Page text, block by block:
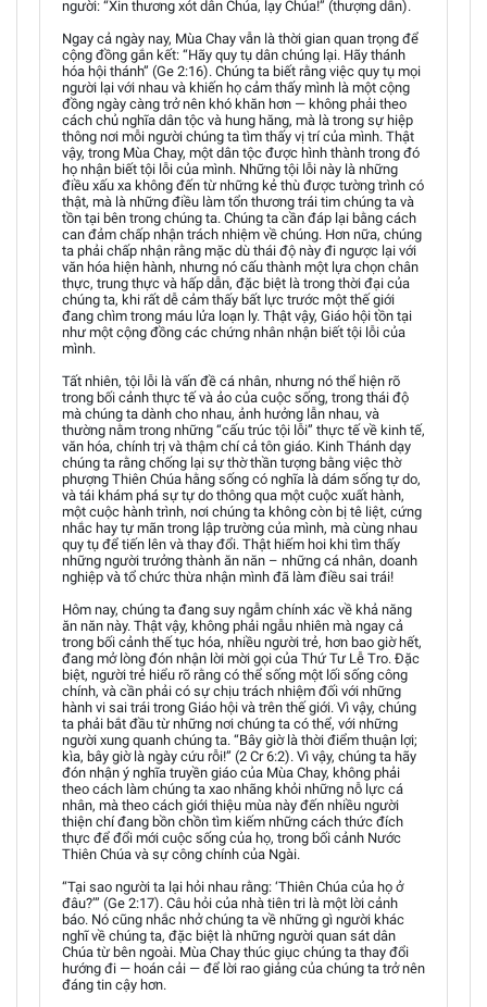
người: “Xin thương xót dân Chúa, lạy Chúa!” (thượng dẫn).
Ngay cả ngày nay, Mùa Chay vẫn là thời gian quan trọng để
cộng đồng gắn kết: “Hãy quy tụ dân chúng lại. Hãy thánh
hóa hội thánh” (Ge 2:16). Chúng ta biết rằng việc quy tụ mọi
người lại với nhau và khiến họ cảm thấy mình là một cộng
đồng ngày càng trở nên khó khăn hơn — không phải theo
cách chủ nghĩa dân tộc và hung hăng, mà là trong sự hiệp
thông nơi mỗi người chúng ta tìm thấy vị trí của mình. Thật
vậy, trong Mùa Chay, một dân tộc được hình thành trong đó
họ nhận biết tội lỗi của mình. Những tội lỗi này là những
điều xấu xa không đến từ những kẻ thù được tường trình có
thật, mà là những điều làm tổn thương trái tim chúng ta và
tồn tại bên trong chúng ta. Chúng ta cần đáp lại bằng cách
can đảm chấp nhận trách nhiệm về chúng. Hơn nữa, chúng
ta phải chấp nhận rằng mặc dù thái độ này đi ngược lại với
văn hóa hiện hành, nhưng nó cấu thành một lựa chọn chân
thực, trung thực và hấp dẫn, đặc biệt là trong thời đại của
chúng ta, khi rất dễ cảm thấy bất lực trước một thế giới
đang chìm trong máu lửa loạn ly. Thật vậy, Giáo hội tồn tại
như một cộng đồng các chứng nhân nhận biết tội lỗi của
mình.
Tất nhiên, tội lỗi là vấn đề cá nhân, nhưng nó thể hiện rõ
trong bối cảnh thực tế và ảo của cuộc sống, trong thái độ
mà chúng ta dành cho nhau, ảnh hưởng lẫn nhau, và
thường nằm trong những “cấu trúc tội lỗi” thực tế về kinh tế,
văn hóa, chính trị và thậm chí cả tôn giáo. Kinh Thánh dạy
chúng ta rằng chống lại sự thờ thần tượng bằng việc thờ
phượng Thiên Chúa hằng sống có nghĩa là dám sống tự do,
và tái khám phá sự tự do thông qua một cuộc xuất hành,
một cuộc hành trình, nơi chúng ta không còn bị tê liệt, cứng
nhắc hay tự mãn trong lập trường của mình, mà cùng nhau
quy tụ để tiến lên và thay đổi. Thật hiếm hoi khi tìm thấy
những người trưởng thành ăn năn – những cá nhân, doanh
nghiệp và tổ chức thừa nhận mình đã làm điều sai trái!
Hôm nay, chúng ta đang suy ngẫm chính xác về khả năng
ăn năn này. Thật vậy, không phải ngẫu nhiên mà ngay cả
trong bối cảnh thế tục hóa, nhiều người trẻ, hơn bao giờ hết,
đang mở lòng đón nhận lời mời gọi của Thứ Tư Lễ Tro. Đặc
biệt, người trẻ hiểu rõ rằng có thể sống một lối sống công
chính, và cần phải có sự chịu trách nhiệm đối với những
hành vi sai trái trong Giáo hội và trên thế giới. Vì vậy, chúng
ta phải bắt đầu từ những nơi chúng ta có thể, với những
người xung quanh chúng ta. “Bây giờ là thời điểm thuận lợi;
kìa, bây giờ là ngày cứu rỗi!” (2 Cr 6:2). Vì vậy, chúng ta hãy
đón nhận ý nghĩa truyền giáo của Mùa Chay, không phải
theo cách làm chúng ta xao nhãng khỏi những nỗ lực cá
nhân, mà theo cách giới thiệu mùa này đến nhiều người
thiện chí đang bồn chồn tìm kiếm những cách thức đích
thực để đổi mới cuộc sống của họ, trong bối cảnh Nước
Thiên Chúa và sự công chính của Ngài.
“Tại sao người ta lại hỏi nhau rằng: ‘Thiên Chúa của họ ở
đâu?’” (Ge 2:17). Câu hỏi của nhà tiên tri là một lời cảnh
báo. Nó cũng nhắc nhở chúng ta về những gì người khác
nghĩ về chúng ta, đặc biệt là những người quan sát dân
Chúa từ bên ngoài. Mùa Chay thúc giục chúng ta thay đổi
hướng đi — hoán cải — để lời rao giảng của chúng ta trở nên
đáng tin cậy hơn.